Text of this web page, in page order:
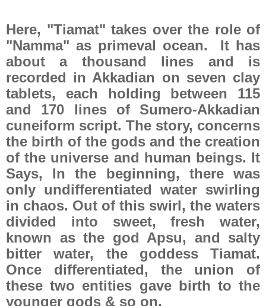
Here, "Tiamat" takes over the role of
"Namma" as primeval ocean.
It has
about a thousand lines and is
recorded in Akkadian on seven clay
tablets, each holding between 115
and 170 lines of Sumero-Akkadian
cuneiform script. The story, concerns
the birth of the gods and the creation
of the universe and human beings. It
Says, In the beginning, there was
only undifferentiated water swirling
in chaos. Out of this swirl, the waters
divided into sweet, fresh water,
known as the god Apsu, and salty
bitter water, the goddess Tiamat.
Once differentiated, the union of
these two entities gave birth to the
younger gods & so on.